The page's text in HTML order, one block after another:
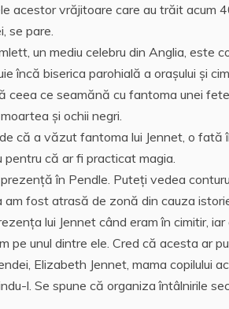
acestor vrăjitoare care au trăit acum
se pare.
un mediu celebru din Anglia,
încă biserica parohială a orașului şi
ceea ce seamănă cu fantoma unei
și ochii negri.
că a văzut fantoma lui Jennet, o
pentru că ar fi practicat magia.
prezență în Pendle. Puteţi vedea
am fost atrasă de zonă din cauza
lui Jennet când eram în cimitir,
pe unul dintre ele. Cred că acesta ar
Elizabeth Jennet, mama copilului
l. Se spune că organiza întâlnirile